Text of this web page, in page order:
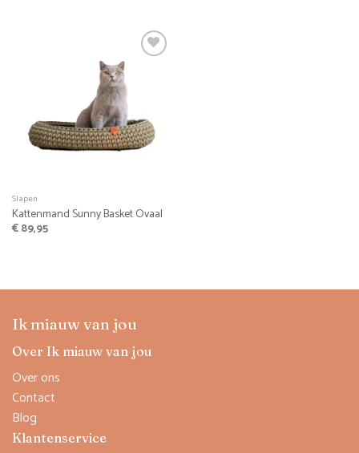
Slapen
Kattenmand Sunny Basket Ovaal
€89,95
Ik miauw van jou
Over Ik miauw van jou
Over ons
Contact
Blog
Klantenservice